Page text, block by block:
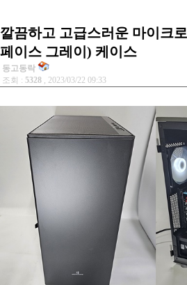
깔끔하고 고급스러운 마이크
페이스 그레이) 케이스
동고동락
조회 : 5328 , 2023/03/22 09:33